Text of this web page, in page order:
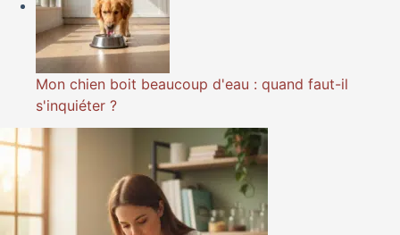
Mon chien boit beaucoup d'eau : quand faut-il
s'inquiéter ?